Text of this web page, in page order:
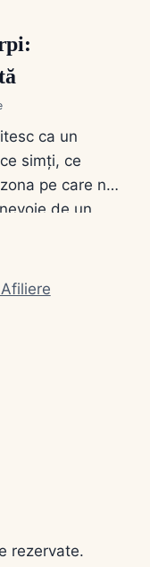
când știi
ca un
simți, ce
pe care n-
de un
casă sau
rezervate.